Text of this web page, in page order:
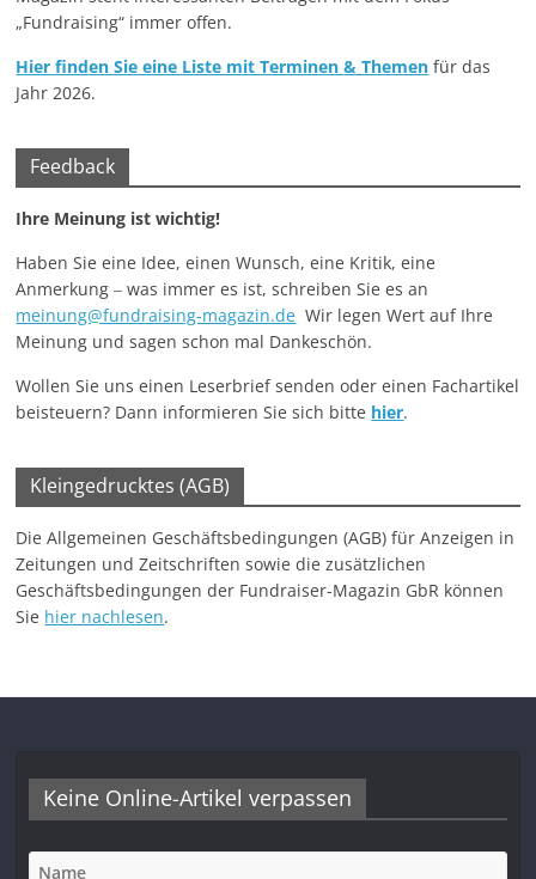
„Fundraising“ immer offen.
Hier finden Sie eine Liste mitTerminen& Themen für das
Jahr 2026.
Feedback
Ihre Meinung ist wichtig!
Haben Sie eine Idee, einen Wunsch, eine Kritik, eine
Anmerkung ‒ was immer es ist, schreiben Sie es an
meinung@fundraising-magazin.de Wir legen Wert auf Ihre
Meinung und sagen schon mal Dankeschön.
Wollen Sie uns einen Leserbrief senden oder einen Fachartikel
beisteuern? Dann informieren Sie sich bitte hier.
Kleingedrucktes (AGB)
Die Allgemeinen Geschäftsbedingungen (AGB) für Anzeigen in
Zeitungen und Zeitschriften sowie die zusätzlichen
Geschäftsbedingungen der Fundraiser-Magazin GbR können
Sie hier nachlesen.
Keine Online-Artikel verpassen